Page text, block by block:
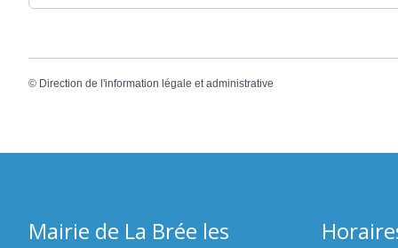
© Direction de l'information légale et administrative
Mairie de La Brée les